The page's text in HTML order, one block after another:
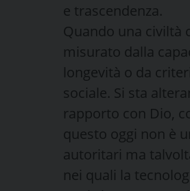
e trascendenza.
Quando una civiltà
misurato dalla
longevità o da
sociale. Si sta
rapporto con Dio,
questo oggi non è
autoritari ma
nei quali la